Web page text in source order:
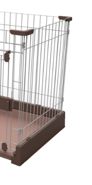
シニアサポート